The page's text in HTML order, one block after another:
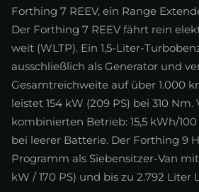
Forthing 7 REEV, ein Range
Der Forthing 7 REEV fährt rein
weit (WLTP). Ein 1,5-Liter-
ausschließlich als Generator und
Gesamtreichweite auf über 1.000
leistet 154 kW (209 PS) bei 310
kombinierten Betrieb: 15,5 kWh/
bei leerer Batterie. Der Forthing 9
Programm als Siebensitzer-Van
kW / 170 PS) und bis zu 2.792 Liter